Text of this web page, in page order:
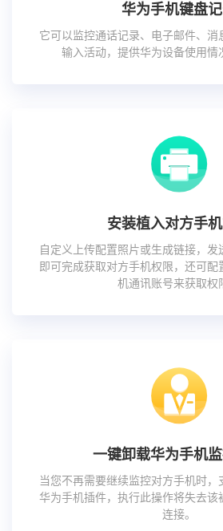
华为手机键盘
它可以监控通话记录、电子邮件、消
输入活动，提供华为设备使用情
安装植入对方手
自定义上传配置照片或生成链接，
即可完成获取对方手机权限，还可配
机通讯账号来获取权
一键卸载华为手机
当您不再需要继续监控对方手机时
华为手机插件，执行此操作将失去该
连接。